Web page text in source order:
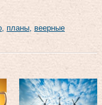
, планы, веерные